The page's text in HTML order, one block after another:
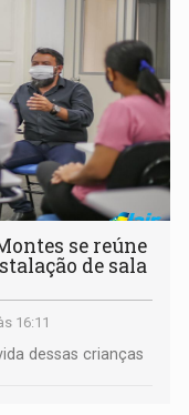
se reúne
de sala
16:11
dessas crianças